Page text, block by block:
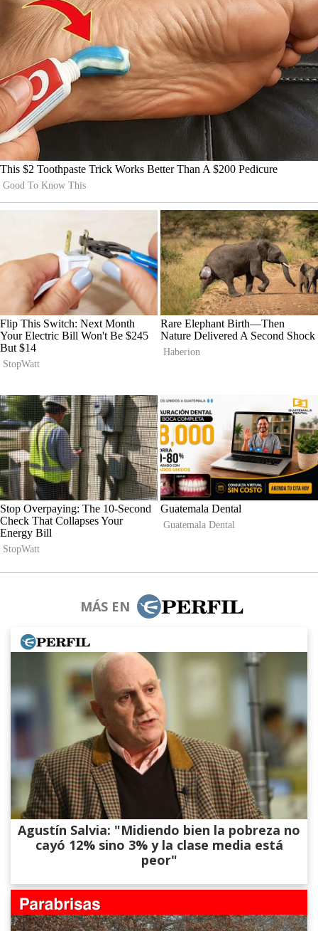
MÁS EN
Agustín Salvia: "Midiendo bien la pobreza no
cayó 12% sino 3% y la clase media está
peor"